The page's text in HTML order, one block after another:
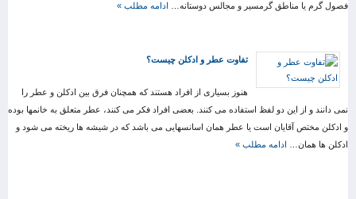
فصول گرم یا مناطق گرمسیر و مجالس دوستانه… ادامه مطلب »
تفاوت عطر و ادکلن چیست؟
هنوز بسیاری از افراد هستند که همچنان فرق بین ادکلن و عطر را
نمی دانند و از این دو لفظ استفاده می کنند. بعضی افراد فکر می کنند، عطر متعلق به خانمها بوده
و ادکلن مختص آقایان است یا عطر همان اسانسهایی می باشد که در شیشه ها ریخته می شود و
ادکلن ها همان… ادامه مطلب »